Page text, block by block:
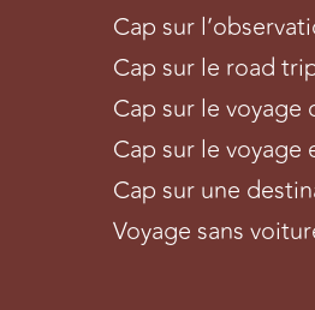
Cap sur
Cap sur le road
Cap sur le
Cap sur le voyage
Cap sur une
Voyage sans